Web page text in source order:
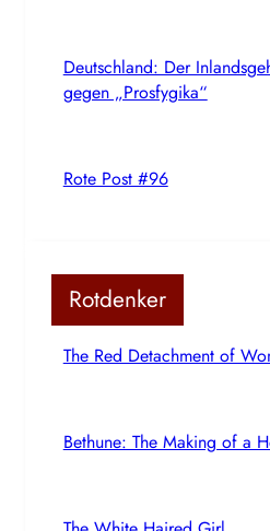
Deutschland: Der
gegen „Prosfygika“
Rote Post #96
Rotdenker
The Red Detachment of
Bethune: The Making of a